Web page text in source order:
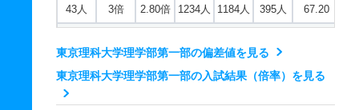
43人 3倍 2.80倍 1234人 1184人 395人 67.20
応用数学科 一般 Ｂ方式
東京理科大学理学部第一部の偏差値を見る
東京理科大学理学部第一部の入試結果（倍率）を見る